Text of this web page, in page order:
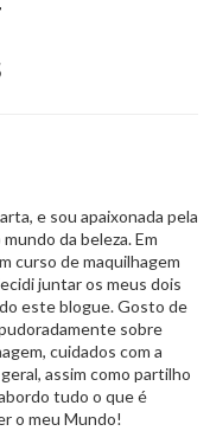
e sou apaixonada pela
da beleza. Em
curso de maquilhagem
juntar os meus dois
este blogue. Gosto de
sobre
cuidados com a
assim como partilho
tudo o que é
o meu Mundo!